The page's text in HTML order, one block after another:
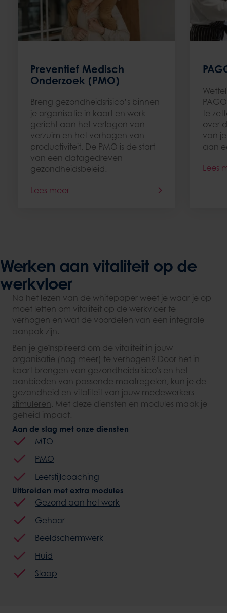
Preventief Medisch
Onderzoek (PMO)
Breng gezondheidsrisico’s binnen
je organisatie in kaart en werk
gericht aan het verlagen van
verzuim en het verhogen van
productiviteit. De PMO is de start
van een datagedreven
gezondheidsbeleid.
Lees meer
te
over
van
aan
Lees
Werken aan vitaliteit op de
werkvloer
Na het lezen van de whitepaper weet je waar je op
moet letten om vitaliteit op de werkvloer te
verhogen en wat de voordelen van een integrale
aanpak zijn.
Ben je geïnspireerd om de vitaliteit in jouw
organisatie (nog meer) te verhogen? Door het in
kaart brengen van gezondheidsrisico's en het
aanbieden van passende maatregelen, kun je de
gezondheid en vitaliteit van jouw medewerkers
stimuleren . Met deze diensten en modules maak je
geheid impact.
Aan de slag met onze diensten
MTO
PMO
Leefstijlcoaching
Uitbreiden met extra modules
Gezond aan het werk
Gehoor
Beeldschermwerk
Huid
Slaap